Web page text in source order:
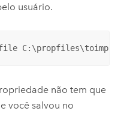
usuário.
não tem que
você salvou no